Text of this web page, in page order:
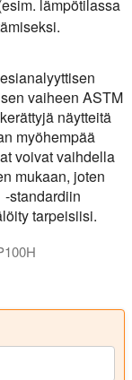
lämpötilassa
vaiheen ASTM
näytteitä
myöhempää
voivat vaihdella
mukaan, joten
standardiin
tarpeisiisi.